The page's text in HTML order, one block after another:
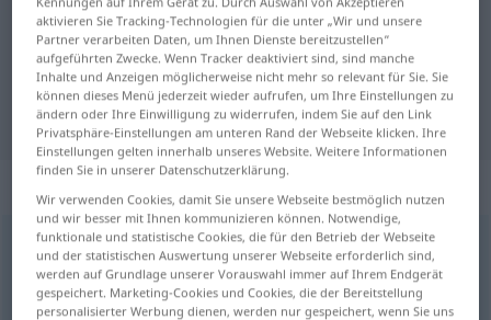
für "Reformation"
"Reformation" Chinesisch
Übersetzung
: Femininum
Reformationf
Übersicht aller Übersetzungen
(Für mehr Details die Übersetzung anklicken/antippen)
aktivieren Sie Tracking-Technologien für die unter „Wir und unsere
Partner verarbeiten Daten, um Ihnen Dienste bereitzustellen“
aufgeführten Zwecke. Wenn Tracker deaktiviert sind, sind manche
Inhalte und Anzeigen möglicherweise nicht mehr so relevant für Sie. Sie
können dieses Menü jederzeit wieder aufrufen, um Ihre Einstellungen zu
ändern oder Ihre Einwilligung zu widerrufen, indem Sie auf den Link
Privatsphäre-Einstellungen am unteren Rand der Webseite klicken. Ihre
Einstellungen gelten innerhalb unseres Website. Weitere Informationen
finden Sie in unserer Datenschutzerklärung.
Wir verwenden Cookies, damit Sie unsere Webseite bestmöglich nutzen
und wir besser mit Ihnen kommunizieren können. Notwendige,
funktionale und statistische Cookies, die für den Betrieb der Webseite
und der statistischen Auswertung unserer Webseite erforderlich sind,
werden auf Grundlage unserer Vorauswahl immer auf Ihrem Endgerät
gespeichert. Marketing-Cookies und Cookies, die der Bereitstellung
personalisierter Werbung dienen, werden nur gespeichert, wenn Sie uns